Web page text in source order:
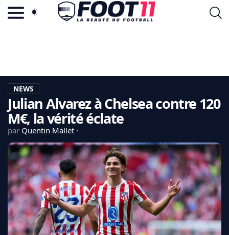
LA CHARTE
VIE PRIVÉE
CGU
CONTACTEZ-NOUS
MERCATO
CDM 2026
EDF
LIGUE 1
REAL MADRID
NEWS
Julian Alvarez à Chelsea contre 120
M€, la vérité éclate
par Quentin Mallet